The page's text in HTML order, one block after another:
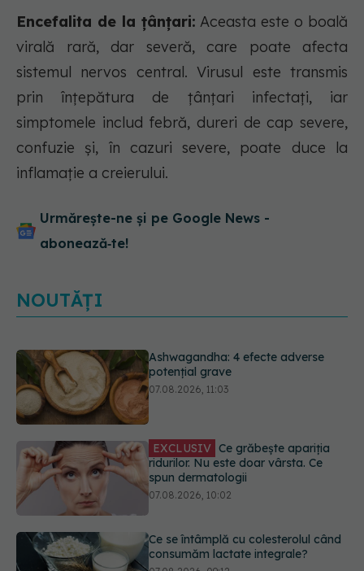
Encefalita de la țânțari: Aceasta este o boală
virală rară, dar severă, care poate afecta
sistemul nervos central. Virusul este transmis
prin înțepătura de țânțari infectați, iar
simptomele includ febră, dureri de cap severe,
confuzie și, în cazuri severe, poate duce la
inflamație a creierului.
Urmărește-ne și pe Google News -
abonează‑te!
NOUTĂȚI
ridurilor. Nu este doar vârsta. Ce
spun dermatologii
07.08.2026, 10:02
consumăm lactate integrale?
07.08.2026, 09:12
esențiale despre simptome,
prevenție și tratament, explicate de